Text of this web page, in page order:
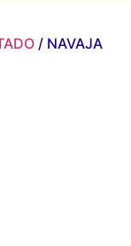
/ NAVAJA